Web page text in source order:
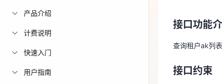
云上钜惠
爆款云主机全
产品介绍
计费说明
快速入门
用户指南
查询租户ak列表
接口约束
无
接口功能
查询租户ak列
接口约束